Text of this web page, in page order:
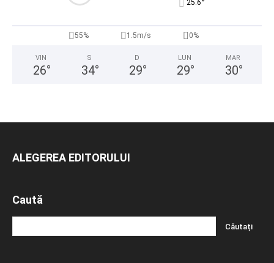
25.6°
55% 1.5m/s 0%
VIN
26°
S
34°
D
29°
LUN
29°
MAR
30°
ALEGEREA EDITORULUI
Caută